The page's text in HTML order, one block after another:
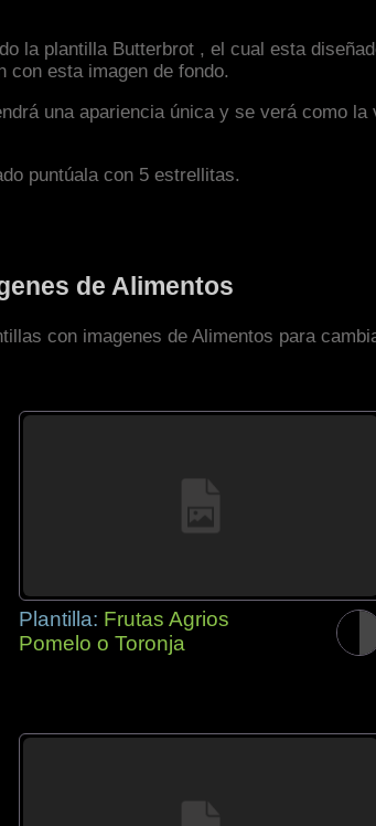
la plantilla Butterbrot , el cual esta
con esta imagen de fondo.
una apariencia única y se verá como
puntúala con 5 estrellitas.
de Alimentos
con imagenes de Alimentos para
Plantilla: Frutas Agrios
Pomelo o Toronja